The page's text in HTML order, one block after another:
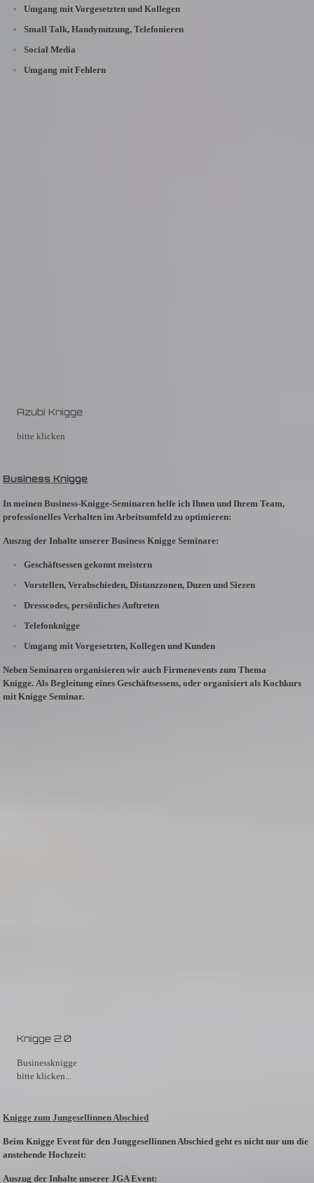
Umgang mit Vorgesetzten und Kollegen
Small Talk, Handynutzung, Telefonieren
Social Media
Umgang mit Fehlern
Azubi Knigge
bitte klicken
Business Knigge
In meinenBusiness-Knigge-Seminaren helfe ich Ihnen und Ihrem Team,
professionelles Verhalten im Arbeitsumfeld zu optimieren:
Auszug der Inhalte unserer Business Knigge Seminare:
Geschäftsessen gekonnt meistern
Vorstellen, Verabschieden, Distanzzonen, Duzen und Siezen
Dresscodes, persönliches Auftreten
Telefonknigge
Umgang mit Vorgesetzten, Kollegen und Kunden
Neben Seminaren organisieren wir auch Firmenevents zum Thema
Knigge. Als Begleitung eines Geschäftsessens, oder organisiert als Kochkurs
mit Knigge Seminar.
Knigge 2.0
Businessknigge
bitte klicken...
Knigge zum Jungesellinnen Abschied
Beim Knigge Event für den Junggesellinnen Abschied geht es nicht nur um die
anstehende Hochzeit:
Auszug der Inhalte unserer JGA Event: